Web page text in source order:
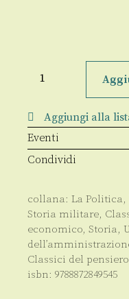
Aggiungi alla
Eventi
Condividi
collana: La Politica
Storia militare,
economico, Storia,
Classici del
isbn: 9788872849545